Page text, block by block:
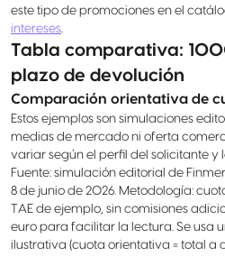
este tipo de promociones en el
intereses.
Tabla comparativa:
plazo de devolución
Comparación orientativa de
Estos ejemplos son simulaciones
medias de mercado ni oferta
variar según el perfil del solicitante y
Fuente: simulación editorial de
8 de junio de 2026. Metodología:
TAE de ejemplo, sin comisiones
euro para facilitar la lectura. Se usa
ilustrativa (cuota orientativa = total a